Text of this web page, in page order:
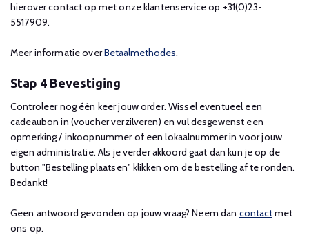
hierover contact op met onze klantenservice op +31(0)23-
5517909.
Meer informatie overBetaalmethodes.
Stap 4 Bevestiging
Controleer nog één keer jouw order. Wissel eventueel een
cadeaubon in (voucher verzilveren) en vul desgewenst een
opmerking / inkoopnummer of een lokaalnummer in voor jouw
eigen administratie. Als je verder akkoord gaat dan kun je op de
button "Bestelling plaatsen" klikken om de bestelling af te ronden.
Bedankt!
Geen antwoord gevonden op jouw vraag? Neem dan contactmet
ons op.